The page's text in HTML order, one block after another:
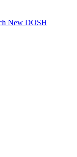
New DOSH